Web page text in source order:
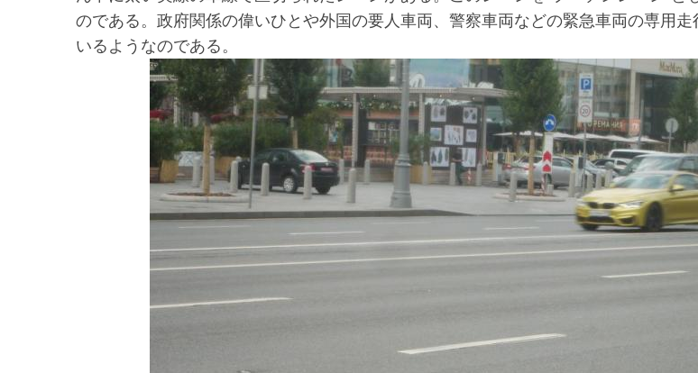
のである。政府関係の偉いひとや外国の要人車両、警察車両などの緊急車両の専用走
いるようなのである。